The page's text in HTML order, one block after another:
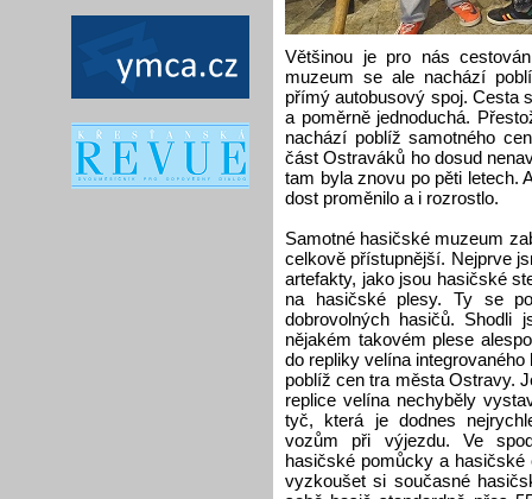
Většinou je pro nás
muzeum se ale nachází
přímý autobusový spoj. Cesta
a poměrně jednoduchá.
nachází poblíž samotného
část Ostraváků ho dosud
tam byla znovu po pěti letech.
dost proměnilo a i rozrostlo.
Samotné hasičské muzeum
celkově přístupnější. Nejprve
artefakty, jako jsou hasičské
na hasičské plesy. Ty se
dobrovolných hasičů.
nějakém takovém plese
do repliky velína
poblíž cen tra města Ostravy.
replice velína nechyběly
tyč, která je dodnes
vozům při výjezdu. Ve
hasičské pomůcky a
vyzkoušet si současné